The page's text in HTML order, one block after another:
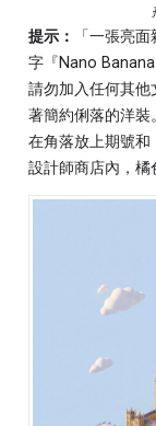
提示：
「一張亮
字『Nano
請勿加入任何其
著簡約俐落的洋裝
在角落放上期號
設計師商店內，橘